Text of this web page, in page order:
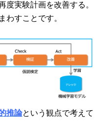
度実験計画を改善する。
わすことです。
推論という観点で考えて